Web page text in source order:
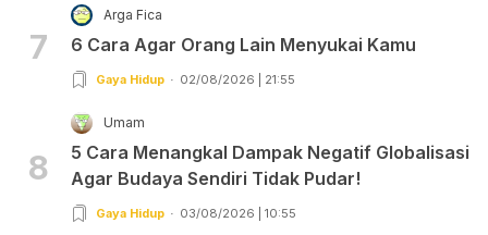
7
Arga Fica
6 Cara Agar Orang Lain Menyukai Kamu
Gaya Hidup 02/08/2026 | 21:55
8
Umam
5 Cara Menangkal Dampak Negatif Globalisasi
Agar Budaya Sendiri Tidak Pudar!
Gaya Hidup 03/08/2026 | 10:55